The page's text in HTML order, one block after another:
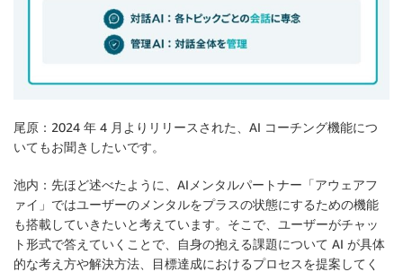
尾原：2024 年 4 月よりリリースされた、AI コーチング機能につ
いてもお聞きしたいです。
池内：先ほど述べたように、AIメンタルパートナー「アウェアフ
ァイ」ではユーザーのメンタルをプラスの状態にするための機能
も搭載していきたいと考えています。そこで、ユーザーがチャッ
ト形式で答えていくことで、自身の抱える課題について AI が具体
的な考え方や解決方法、目標達成におけるプロセスを提案してく